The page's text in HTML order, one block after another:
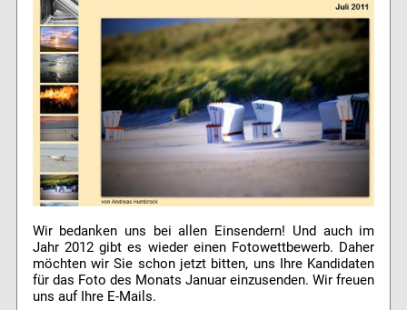
Wir bedanken uns bei allen Einsendern! Und auch im
Jahr 2012 gibt es wieder einen Fotowettbewerb. Daher
möchten wir Sie schon jetzt bitten, uns Ihre Kandidaten
für das Foto des Monats Januar einzusenden. Wir freuen
uns auf Ihre E-Mails.